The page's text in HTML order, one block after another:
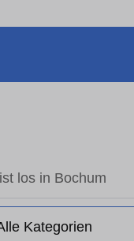
los in Bochum